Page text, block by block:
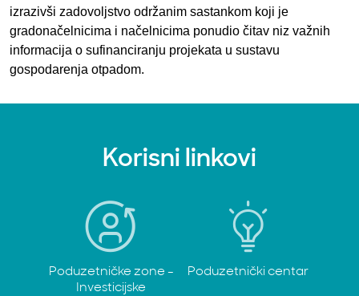
izrazivši zadovoljstvo održanim sastankom koji je
gradonačelnicima i načelnicima ponudio čitav niz važnih
informacija o sufinanciranju projekata u sustavu
gospodarenja otpadom.
Korisni linkovi
Poduzetničke zone -
Investicijske
Poduzetnički centar